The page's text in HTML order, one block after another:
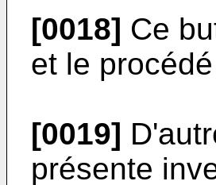
[0018] Ce
et le
[0019]
présente